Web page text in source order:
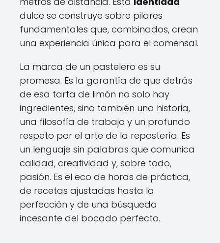
dulce se construye sobre pilares
fundamentales que, combinados, crean
una experiencia única para el comensal.
La marca de un pastelero es su
promesa. Es la garantía de que detrás
de esa tarta de limón no solo hay
ingredientes, sino también una historia,
una filosofía de trabajo y un profundo
respeto por el arte de la repostería. Es
un lenguaje sin palabras que comunica
calidad, creatividad y, sobre todo,
pasión. Es el eco de horas de práctica,
de recetas ajustadas hasta la
perfección y de una búsqueda
incesante del bocado perfecto.